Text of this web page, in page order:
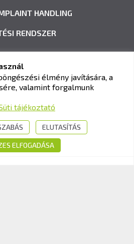
HANDLING
RENDSZER
ÉS VIZSGAKÖZPONT
utca 8-10.
élmény javítására, a
valamint forgalmunk
tájékoztató
ELUTASÍTÁS
ELFOGADÁSA